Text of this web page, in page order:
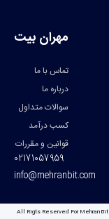
مهران بیت
تماس با ما
درباره ما
سوالات متداول
کسب درآمد
قوانین و مقررات
02171057959
info@mehranbit.com
All Rigts Reserved For MehranBit